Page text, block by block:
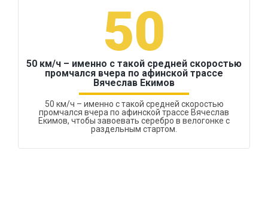
50
50 км/ч – именно с такой средней скоростью
промчался вчера по афинской трассе
Вячеслав Екимов
50 км/ч – именно с такой средней скоростью
промчался вчера по афинской трассе Вячеслав
Екимов, чтобы завоевать серебро в велогонке с
раздельным стартом.